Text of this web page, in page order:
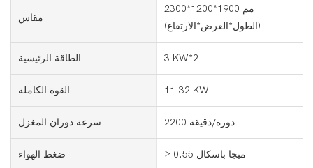
مقاس
2300*1200*1900 مم
(الطول*العرض*الارتفاع)
الطاقة الرئيسية 3 KW*2
القوة الكاملة 11.32 KW
سرعة دوران المغزل 2200 دورة/دقيقة
ضغط الهواء ≥ 0.55 ميجا باسكال